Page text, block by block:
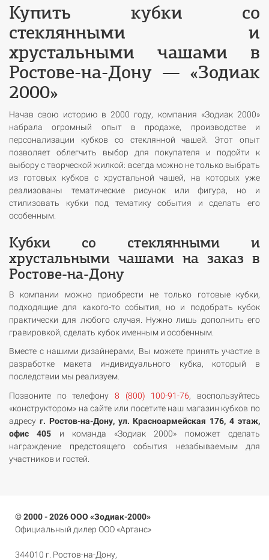
Купить кубки со
стеклянными и
хрустальными чашами в
Ростове-на-Дону — «Зодиак
2000»
Начав свою историю в 2000 году, компания «Зодиак 2000»
набрала огромный опыт в продаже, производстве и
персонализации кубков со стеклянной чашей. Этот опыт
позволяет облегчить выбор для покупателя и подойти к
выбору с творческой жилкой: всегда можно не только выбрать
из готовых кубков с хрустальной чашей, на которых уже
реализованы тематические рисунок или фигура, но и
стилизовать кубки под тематику события и сделать его
особенным.
Кубки со стеклянными и
хрустальными чашами на заказ в
Ростове-на-Дону
В компании можно приобрести не только готовые кубки,
подходящие для какого-то события, но и подобрать кубок
практически для любого случая. Нужно лишь дополнить его
гравировкой, сделать кубок именным и особенным.
Вместе с нашими дизайнерами, Вы можете принять участие в
разработке макета индивидуального кубка, который в
последствии мы реализуем.
Позвоните по телефону 8 (800) 100-91-76, воспользуйтесь
«конструктором» на сайте или посетите наш магазин кубков по
адресу г. Ростов-на-Дону, ул. Красноармейская 176, 4 этаж,
офис 405 и команда «Зодиак 2000» поможет сделать
награждение предстоящего события незабываемым для
участников и гостей.
© 2000 - 2026 ООО «Зодиак-2000»
Официальный дилер ООО «Артанс»
344010 г. Ростов-на-Дону,